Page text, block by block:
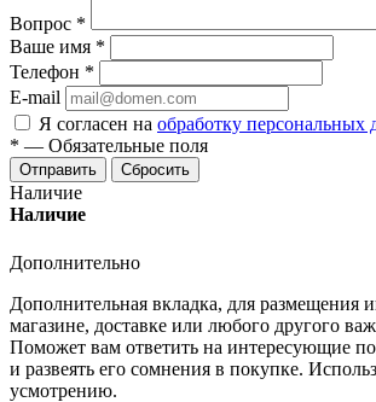
Вопрос *
Ваше имя *
Телефон *
E-mail
Я согласен на обработку персональных
* — Обязательные поля
Отправить Сбросить
Наличие
Наличие
Дополнительно
Дополнительная вкладка, для размещения
магазине, доставке или любого другого
Поможет вам ответить на интересующие
и развеять его сомнения в покупке.
усмотрению.